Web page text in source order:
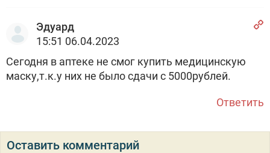
Эдуард
15:51 06.04.2023
Сегодня в аптеке не смог купить медицинскую
маску,т.к.у них не было сдачи с 5000рублей.
Ответить
Оставить комментарий